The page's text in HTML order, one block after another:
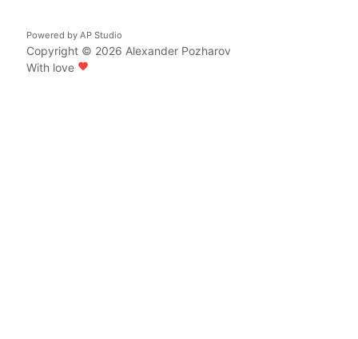
Powered by AP Studio
Copyright © 2026 Alexander Pozharov
With love favorite